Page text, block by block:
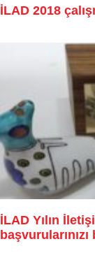
İLAD 2018
İLAD Yılın